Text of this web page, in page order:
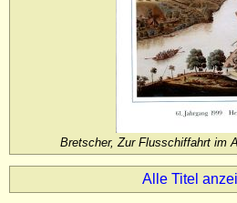
Bretscher, Zur Flusschiffahrt im
Alle Titel